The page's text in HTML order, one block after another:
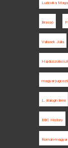
Ludovika
Brassó
Vallasek Júlia
magyar-
L. Balogh Béni
BBC History
Román-